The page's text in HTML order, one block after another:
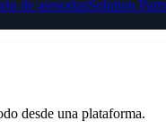
de asesoríasSolution
desde una plataforma.